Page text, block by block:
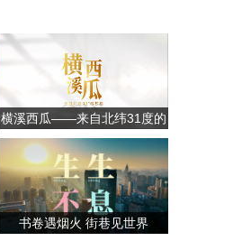
横溪西瓜——来自北纬31度的
甘甜
书卷遇烟火 街巷见世界